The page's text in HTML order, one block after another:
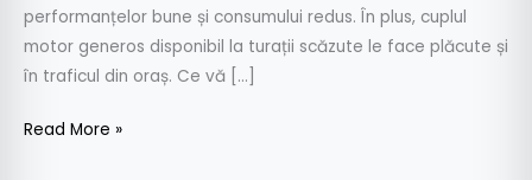
performanțelor bune și consumului redus. În plus, cuplul
motor generos disponibil la turații scăzute le face plăcute și
în traficul din oraș. Ce vă […]
Read More »